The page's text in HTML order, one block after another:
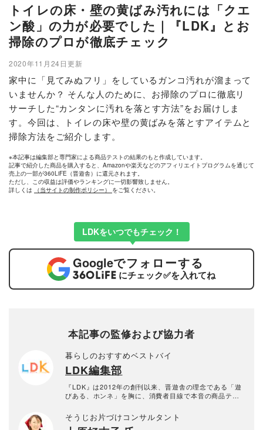
トイレの床・壁の黄ばみ汚れには「クエ
ン酸」の力が必要でした｜『LDK』とお
掃除のプロが徹底チェック
2020年11月24日更新
家中に「見てみぬフリ」をしているガンコ汚れが溜まって
いませんか？ そんな人のために、お掃除のプロに徹底リ
サーチした“カンタンに汚れを落とす方法”をお届けしま
す。今回は、トイレの床や壁の黄ばみを落とすアイテムと
掃除方法をご紹介します。
※本記事は編集部と専門家による商品テストの結果のもと作成しています。
記事で紹介した商品を購入すると、Amazonや楽天などのアフィリエイトプログラムを通じて
売上の一部が360LiFE（晋遊舎）に還元されます。
ただし、この収益は評価やランキングに一切影響致しません。
詳しくは
（当サイトの制作ポリシー） をご覧ください。
LDKをいつでもチェック！
Googleでフォローする
にチェック✅を入れてね
本記事の監修および協力者
暮らしのおすすめベストバイ
LDK編集部
『LDK』は2012年の創刊以来、晋遊舎の理念である「遊
びある、ホンネ」を胸に、消費者目線で本音の商品テス
発行の雑誌とWebサイトで、掃除用品から収納インテリ
ア、食品まで、あらゆるジャンルの商品を徹底的に検
そうじお片づけコンサルタント